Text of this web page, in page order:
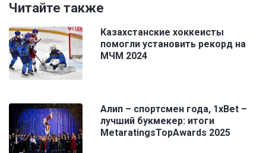
Читайте также
Казахстанские хоккеисты
помогли установить рекорд на
МЧМ 2024
Алип – спортсмен года, 1xBet –
лучший букмекер: итоги
MetaratingsTopAwards 2025